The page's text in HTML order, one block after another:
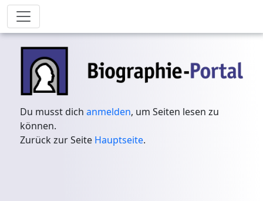
Du musst dichanmelden, um Seiten lesen zu
können.
Zurück zur Seite Hauptseite.